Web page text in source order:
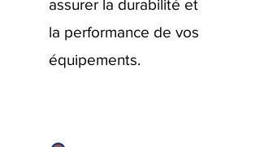
assurer la durabilité et
la performance de vos
équipements.